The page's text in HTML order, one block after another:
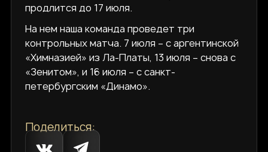
продлится до 17 июля.
На нем наша команда проведет три
контрольных матча. 7 июля – с аргентинской
«Химназией» из Ла-Платы, 13 июля – снова с
«Зенитом», и 16 июля – с санкт-
петербургским «Динамо».
Поделиться: